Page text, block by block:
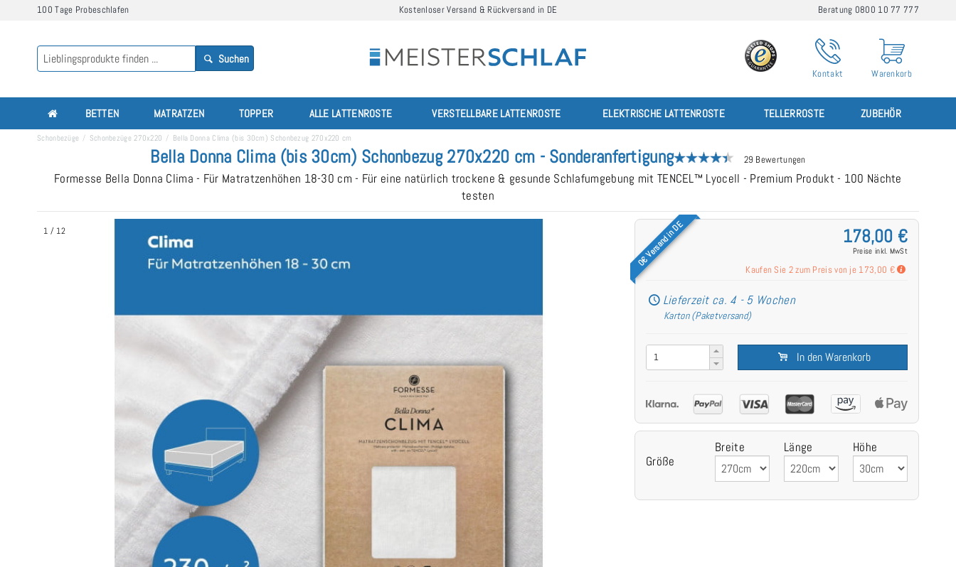
100 Tage Probeschlafen Kostenloser Versand & Rückversand in DE Beratung 0800 10 77 777
Suchen
Kontakt Warenkorb
BETTEN MATRATZEN TOPPER ALLE LATTENROSTE VERSTELLBARE LATTENROSTE ELEKTRISCHE LATTENROSTE TELLERROSTE ZUBEHÖR
Schonbezüge Schonbezüge 270x220 Bella Donna Clima (bis 30cm) Schonbezug 270x220 cm
Bella Donna Clima (bis 30cm) Schonbezug 270x220 cm - Sonderanfertigung 29 Bewertungen
Formesse Bella Donna Clima - Für Matratzenhöhen 18-30 cm - Für eine natürlich trockene & gesunde Schlafumgebung mit TENCEL™ Lyocell - Premium Produkt - 100 Nächte
testen
1 / 12 0€ Versand in DE 178,00 €
Preise inkl. MwSt
Kaufen Sie 2 zum Preis von je 173,00 €
Lieferzeit ca. 4 - 5 Wochen
Karton (Paketversand)
In den Warenkorb
Größe
Breite Länge Höhe